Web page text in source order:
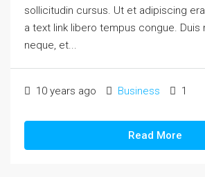
sollicitudin cursus. Ut et adipiscing
a text link libero tempus congue. Duis
neque, et...
10 years ago Business 1
Read More